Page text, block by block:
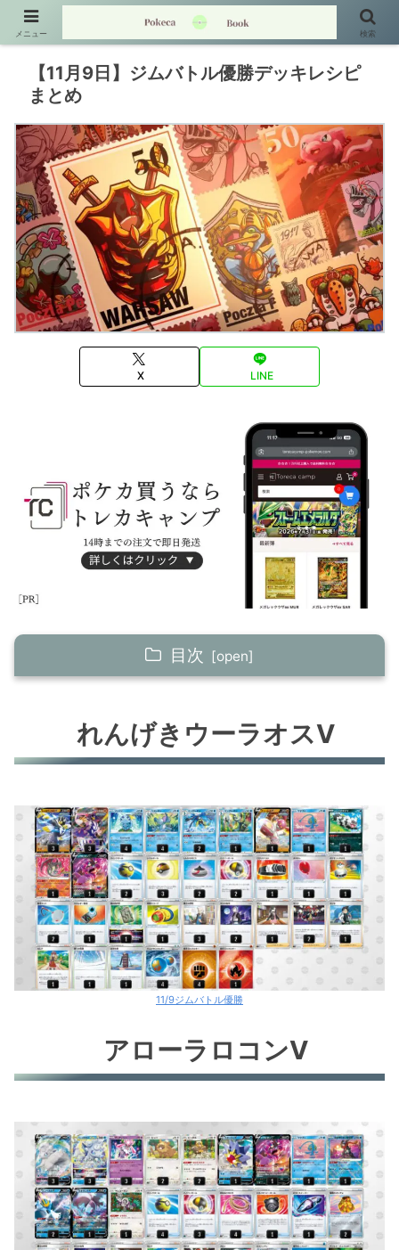
【11月9日】ジムバトル優勝デッキレシピ
まとめ
X LINE
目次
アローラロコンV
オリジンパルキアV
レジギガス
ギラティナV
ロストバレット
ロストバレット
ヒスイゾロアークV
れんげきウーラオスV
11/9ジムバトル優勝
アローラロコンV
メニュー 検索